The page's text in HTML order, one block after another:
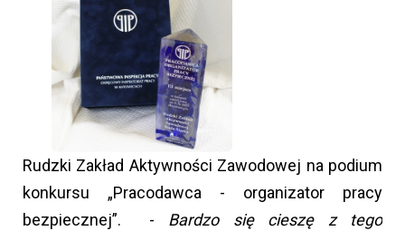
Rudzki Zakład Aktywności Zawodowej na podium
konkursu „Pracodawca - organizator pracy
bezpiecznej”. - Bardzo się cieszę z tego